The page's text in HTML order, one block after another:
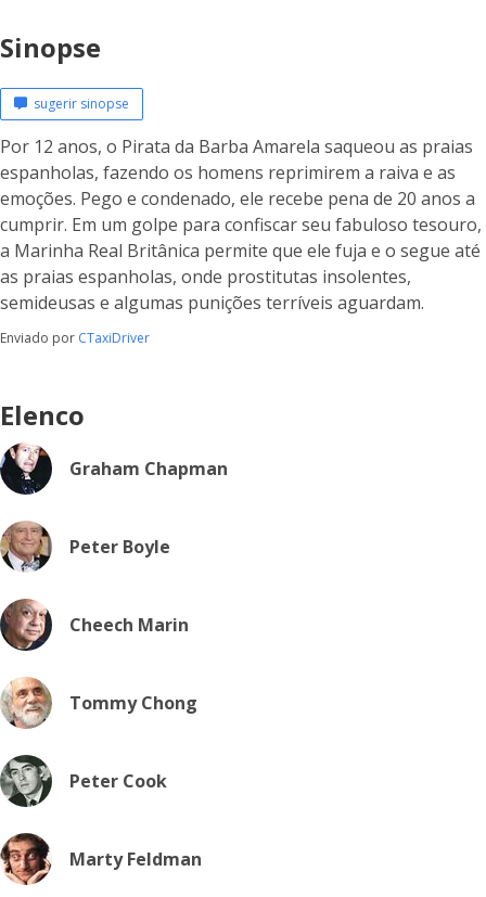
Sinopse
sugerir sinopse
Por 12 anos, o Pirata da Barba Amarela saqueou as praias
espanholas, fazendo os homens reprimirem a raiva e as
emoções. Pego e condenado, ele recebe pena de 20 anos a
cumprir. Em um golpe para confiscar seu fabuloso tesouro,
a Marinha Real Britânica permite que ele fuja e o segue até
as praias espanholas, onde prostitutas insolentes,
semideusas e algumas punições terríveis aguardam.
Enviado por CTaxiDriver
Elenco
Graham Chapman
Peter Boyle
Cheech Marin
Tommy Chong
Peter Cook
Marty Feldman